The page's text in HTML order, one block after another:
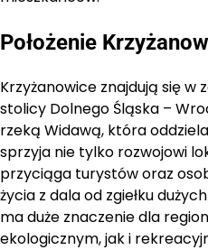
Położenie
Krzyżanowice znajdują się w
stolicy Dolnego Śląska –
rzeką Widawą, która
sprzyja nie tylko rozwojowi
przyciąga turystów oraz
życia z dala od zgiełku
ma duże znaczenie dla
ekologicznym, jak i